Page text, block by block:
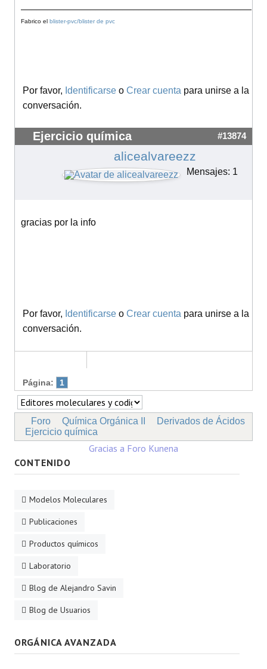
Fabrico el blister-pvc/blister de pvc
Por favor, Identificarse o Crear cuenta para unirse a la
conversación.
Ejercicio química #13874
alicealvareezz
Mensajes: 1
gracias por la info
Por favor, Identificarse o Crear cuenta para unirse a la
conversación.
Página: 1
Foro Química Orgánica II
Derivados de Ácidos
Ejercicio química
Gracias a Foro Kunena
CONTENIDO
Modelos Moleculares
Publicaciones
Productos químicos
Laboratorio
Blog de Alejandro Savin
Blog de Usuarios
ORGÁNICA AVANZADA